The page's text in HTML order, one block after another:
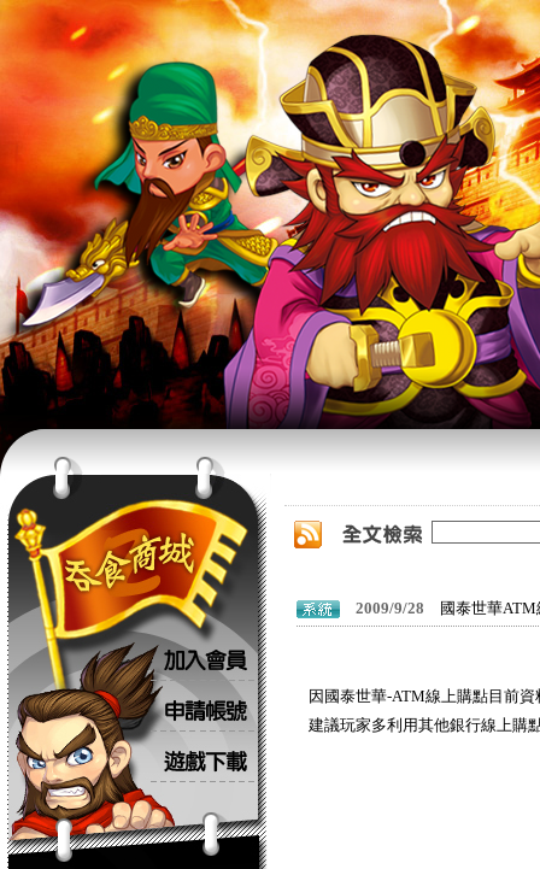
2009/9/28 國泰世華
因國泰世華-ATM線上購點目前
建議玩家多利用其他銀行線上購